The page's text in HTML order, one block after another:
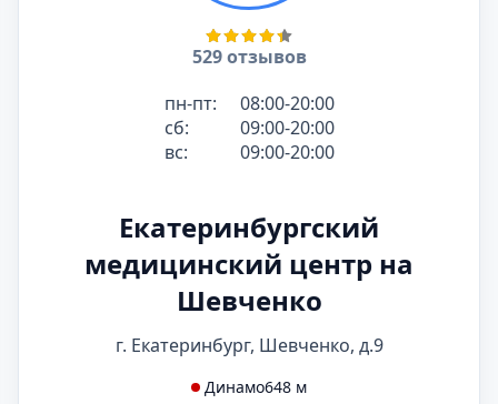
529 отзывов
пн-пт:
08:00-20:00
сб:
09:00-20:00
вс:
09:00-20:00
Екатеринбургский
медицинский центр на
Шевченко
г. Екатеринбург, Шевченко, д.9
Динамо648 м